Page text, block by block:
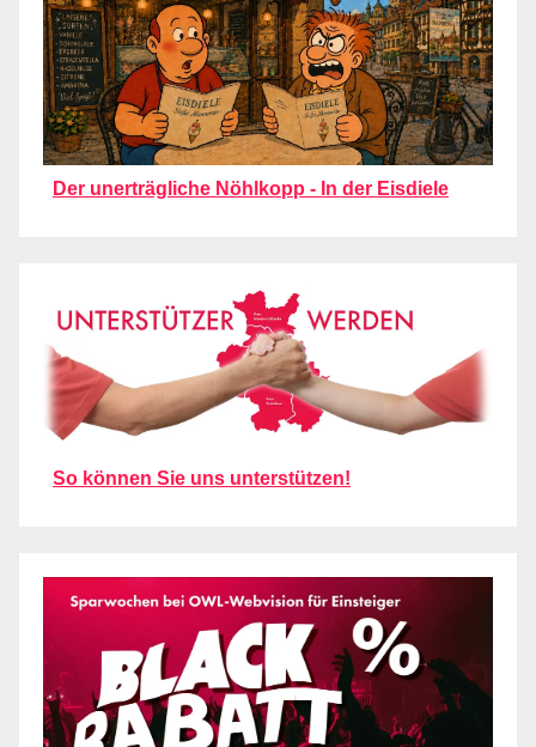
Der unerträgliche Nöhlkopp - In der Eisdiele
So können Sie uns unterstützen!